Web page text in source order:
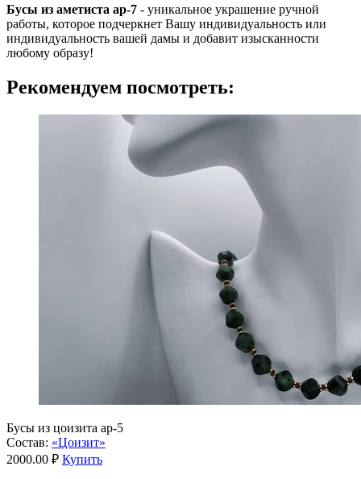
Бусы из аметиста ар-7 - уникальное украшение ручной
работы, которое подчеркнет Вашу индивидуальность или
индивидуальность вашей дамы и добавит изысканности
любому образу!
Рекомендуем посмотреть:
Бусы из цоизита ар-5
Состав: «Цоизит»
2000.00 ₽ Купить